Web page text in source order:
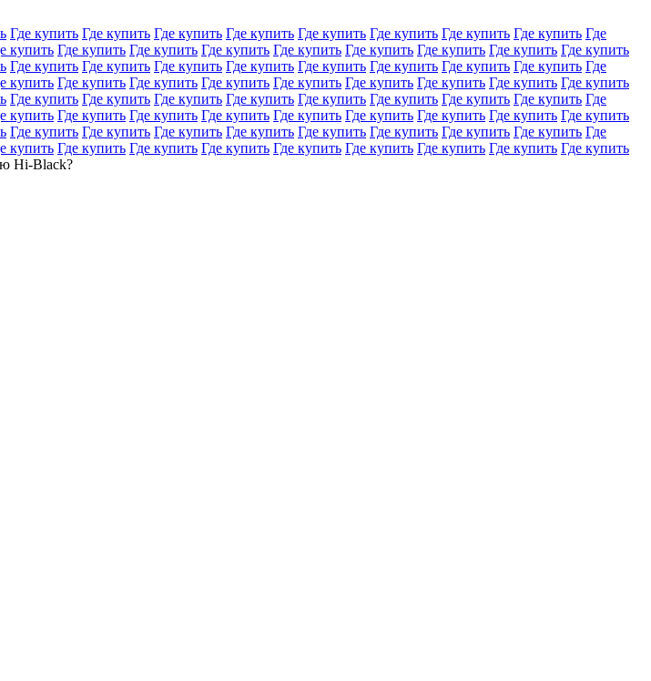
Где купить Где купить Где купить Где купить Где купить Где купить Где купить Где купить Где
купить Где купить Где купить Где купить Где купить Где купить Где купить Где купить Где купить
Где купить Где купить Где купить Где купить Где купить Где купить Где купить Где купить Где
купить Где купить Где купить Где купить Где купить Где купить Где купить Где купить Где купить
Где купить Где купить Где купить Где купить Где купить Где купить Где купить Где купить Где
купить Где купить Где купить Где купить Где купить Где купить Где купить Где купить Где купить
Где купить Где купить Где купить Где купить Где купить Где купить Где купить Где купить Где
купить Где купить Где купить Где купить Где купить Где купить Где купить Где купить Где купить
Hi-Black?